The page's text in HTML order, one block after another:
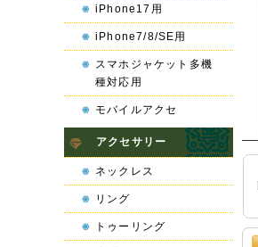
iPhone17用
iPhone7/8/SE用
スマホジャケット多機
種対応用
モバイルアクセ
アクセサリー
ネックレス
リング
トゥーリング